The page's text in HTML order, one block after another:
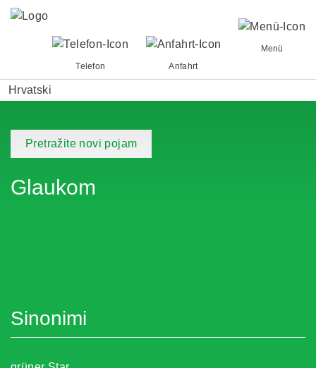
Menü
Telefon
Anfahrt
Hrvatski
Pretražite novi pojam
Glaukom
Sinonimi